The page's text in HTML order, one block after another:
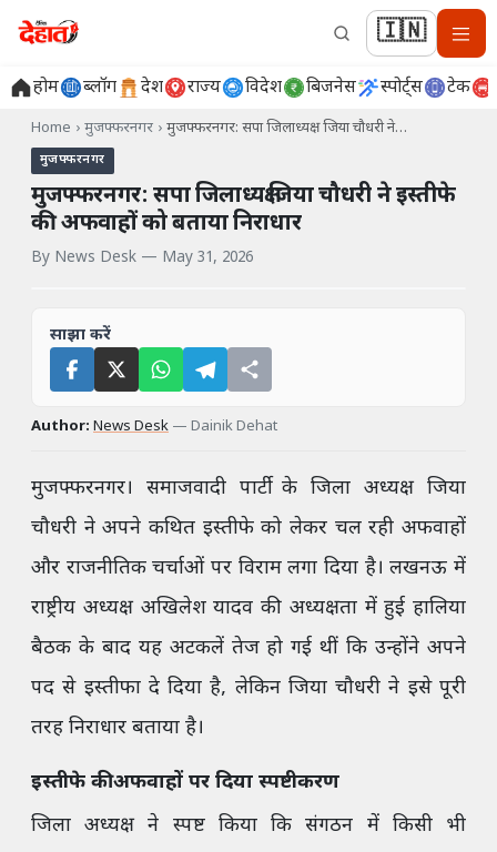
🇮🇳
होम ब्लॉग देश राज्य विदेश बिजनेस स्पोर्ट्स टेक
Home › मुजफ्फरनगर › मुजफ्फरनगर: सपा जिलाध्यक्ष जिया चौधरी ने…
मुजफ्फरनगर
मुजफ्फरनगर: सपा जिलाध्यक्ष जिया चौधरी ने इस्तीफे
की अफवाहों को बताया निराधार
By News Desk — May 31, 2026
साझा करें
Author: News Desk — Dainik Dehat
मुजफ्फरनगर। समाजवादी पार्टी के जिला अध्यक्ष जिया
चौधरी ने अपने कथित इस्तीफे को लेकर चल रही अफवाहों
और राजनीतिक चर्चाओं पर विराम लगा दिया है। लखनऊ में
राष्ट्रीय अध्यक्ष अखिलेश यादव की अध्यक्षता में हुई हालिया
बैठक के बाद यह अटकलें तेज हो गई थीं कि उन्होंने अपने
पद से इस्तीफा दे दिया है, लेकिन जिया चौधरी ने इसे पूरी
तरह निराधार बताया है।
इस्तीफे की अफवाहों पर दिया स्पष्टीकरण
जिला अध्यक्ष ने स्पष्ट किया कि संगठन में किसी भी